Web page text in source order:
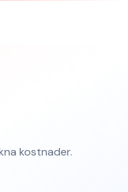
kostnader.